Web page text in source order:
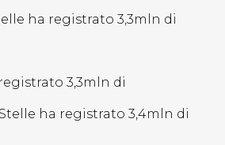
ha registrato 3,3mln di
3,3mln di
ha registrato 3,4mln di